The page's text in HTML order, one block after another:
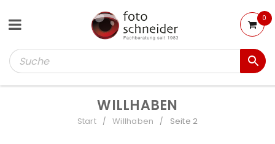
0
WILLHABEN
Start / Willhaben / Seite 2